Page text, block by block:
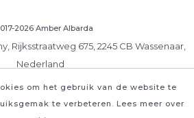
om het gebruik van de website te
te verbeteren. Lees meer over
2026 Amber Albarda
Rijksstraatweg 675, 2245 CB Wassenaar,
Nederland